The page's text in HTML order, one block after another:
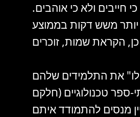
חייבים ולא כי אוהבים.
יותר משש דקות בממוצע
"הסלילו" את התלמידים שלהם
ספר טכנולוגיים (חלקם